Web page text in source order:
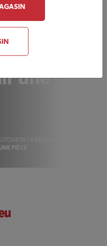
rapides
une
DE LA MAISON
PIÈCE